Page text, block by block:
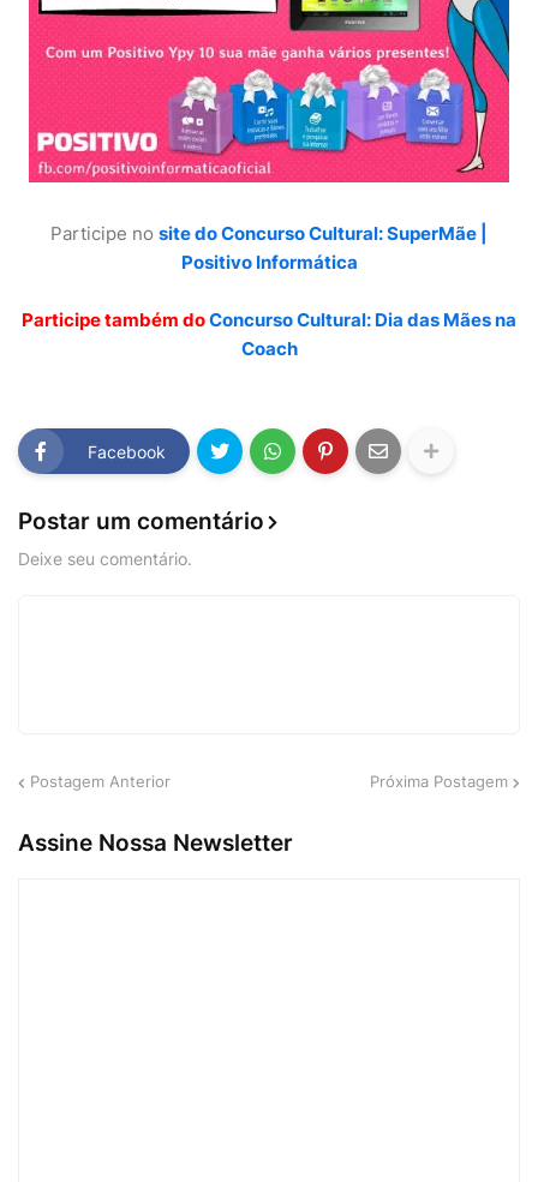
Participe no site do Concurso Cultural: SuperMãe |
Positivo Informática
Participe também doConcurso Cultural: Dia das Mães na
Coach
Facebook
Postar um comentário
Deixe seu comentário.
Postagem Anterior Próxima Postagem
Assine Nossa Newsletter